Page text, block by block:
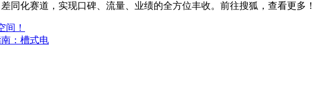
同化赛道，实现口碑、流量、业绩的全方位丰收。前往搜狐，查看更多！
间！
：槽式电